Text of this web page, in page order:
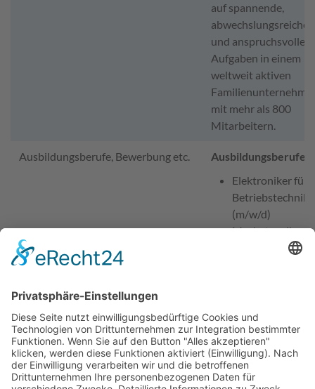
auf spannende,
abwechslungsreiche
und anspruchsvolle
Aufgaben in einem
weltweit aktiven
mit mehr als 800
Mitarbeitern.
Ausbildungsberufe, Bewerbung etc.
Ausbildungsberufe:
Elektroniker für
Betriebstechnik
(m/w/d)
Mechatroniker
2. AJ: 1.400 €
3. AJ: 1.450 €
4. AJ: 1.500 €
Ansprechpartner für Bewerbungen Jan Schollmeier